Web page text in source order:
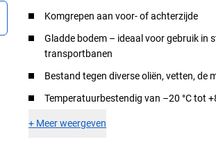
Komgrepen aan voor- of achterzijde
Gladde bodem – ideaal voor gebruik in
transportbanen
Bestand tegen diverse oliën, vetten, de
Temperatuurbestendig van –20 °C tot
+ Meer weergeven